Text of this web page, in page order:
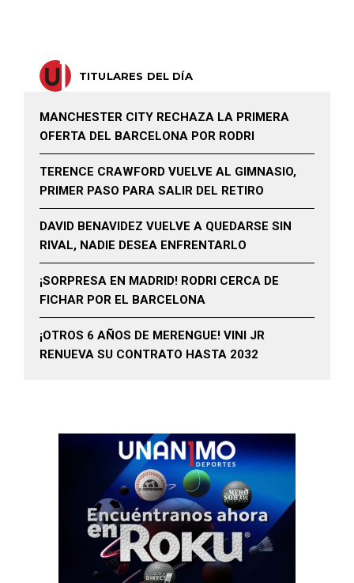
TITULARES DEL DÍA
MANCHESTER CITY RECHAZA LA PRIMERA
OFERTA DEL BARCELONA POR RODRI
TERENCE CRAWFORD VUELVE AL GIMNASIO,
PRIMER PASO PARA SALIR DEL RETIRO
DAVID BENAVIDEZ VUELVE A QUEDARSE SIN
RIVAL, NADIE DESEA ENFRENTARLO
¡SORPRESA EN MADRID! RODRI CERCA DE
FICHAR POR EL BARCELONA
¡OTROS 6 AÑOS DE MERENGUE! VINI JR
RENUEVA SU CONTRATO HASTA 2032